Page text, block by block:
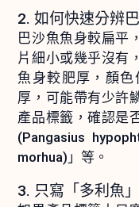
2. 如何快速分辨
巴沙魚魚身較扁平
片細小或幾乎沒有
魚身較肥厚，顏
厚，可能帶有少許
產品標籤，確認是
(Pangasius
morhua)」等。
3. 只寫「多利魚